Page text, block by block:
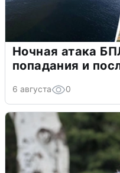
Ночная атака
попадания и
6 августа 0